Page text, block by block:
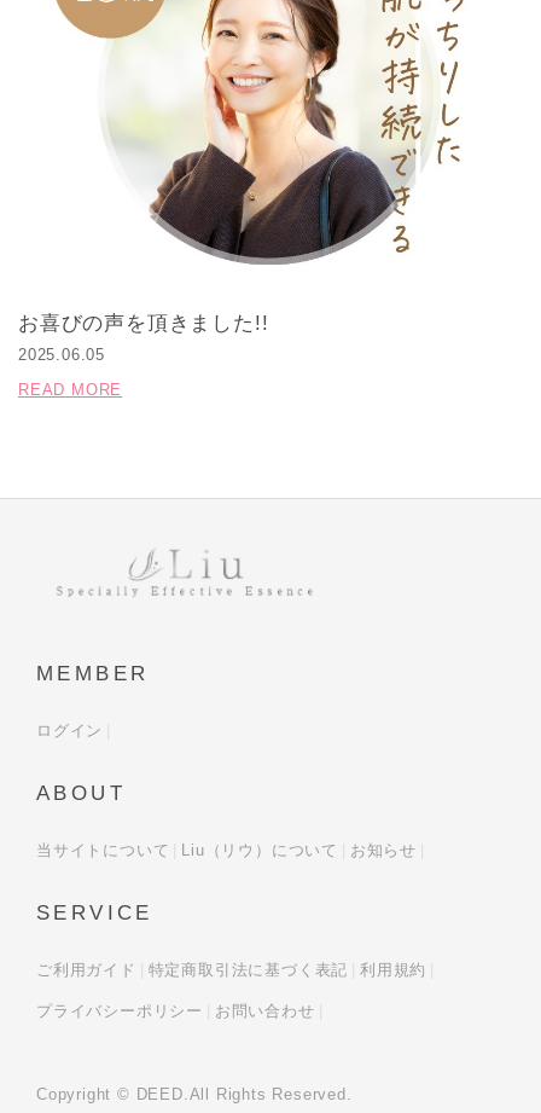
お喜びの声を頂きました!!
2025.06.05
READ MORE
MEMBER
ログイン
ABOUT
当サイトについて Liu（リウ）について お知らせ
SERVICE
ご利用ガイド 特定商取引法に基づく表記 利用規約
プライバシーポリシー お問い合わせ
Copyright © DEED.All Rights Reserved.